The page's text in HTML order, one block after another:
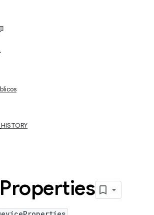
Properties